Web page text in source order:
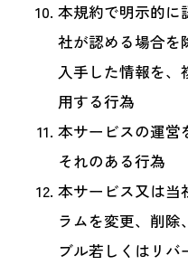
本規約で明示的に
社が認める場合を
入手した情報を、
用する行為
本サービスの運営
それのある行為
本サービス又は当
ラムを変更、削除
ブル若しくはリバ